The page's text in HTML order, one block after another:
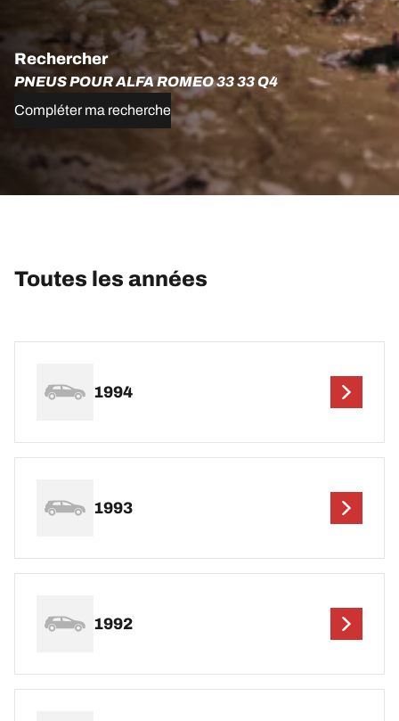
Rechercher
PNEUS POUR ALFA ROMEO 33 33 Q4
Compléter ma recherche
Toutes les années
1994
1993
1992